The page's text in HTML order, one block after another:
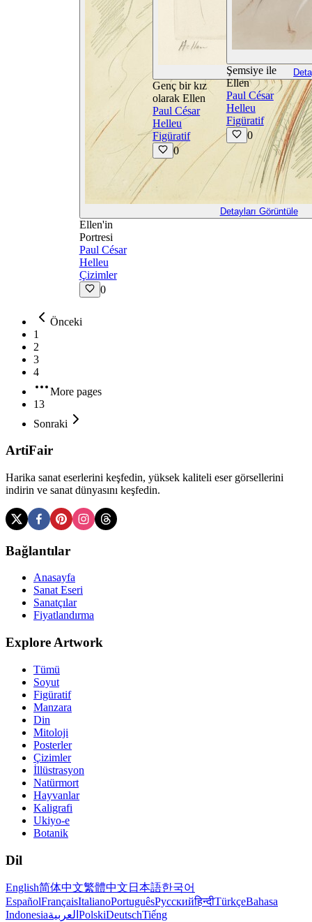
Detayları Görüntüle
Ellen'in
Portresi
Paul César
Helleu
Çizimler
0
Genç bir kız
olarak Ellen
Paul César
Helleu
Figüratif
0
Şemsiye ile
Ellen
Paul César
Helleu
Figüratif
0
Önceki
1
2
3
4
More pages
13
Sonraki
ArtiFair
Harika sanat eserlerini keşfedin, yüksek kaliteli eser görsellerini
indirin ve sanat dünyasını keşfedin.
Bağlantılar
Anasayfa
Sanat Eseri
Sanatçılar
Fiyatlandırma
Explore Artwork
Tümü
Soyut
Figüratif
Manzara
Din
Mitoloji
Posterler
Çizimler
İllüstrasyon
Natürmort
Hayvanlar
Kaligrafi
Ukiyo-e
Botanik
Dil
English简体中文繁體中文 日本語한국어
EspañolFrançaisItalianoPortuguêsРусскийहिन्दीTürkçeBahasa
Indonesiaالعربية PolskiDeutschTiếng